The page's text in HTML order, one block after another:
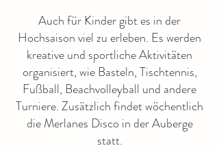
Auch für Kinder gibt es in der
Hochsaison viel zu erleben. Es werden
kreative und sportliche Aktivitäten
organisiert, wie Basteln, Tischtennis,
Fußball, Beachvolleyball und andere
Turniere. Zusätzlich findet wöchentlich
die Merlanes Disco in der Auberge
statt.